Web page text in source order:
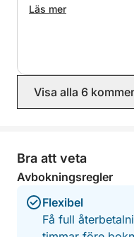
Läs mer
Visa alla 6
Bra att veta
Avbokningsregler
Flexibel
Få full